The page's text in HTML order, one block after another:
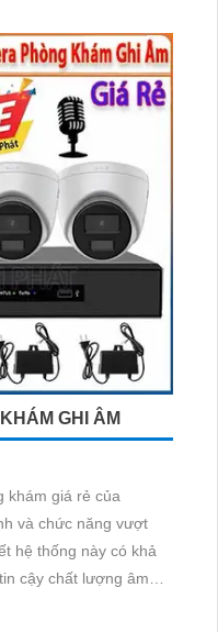
dàng
GHI ÂM
khám giá rẻ của
và chức năng vượt
cậy chất lượng âm